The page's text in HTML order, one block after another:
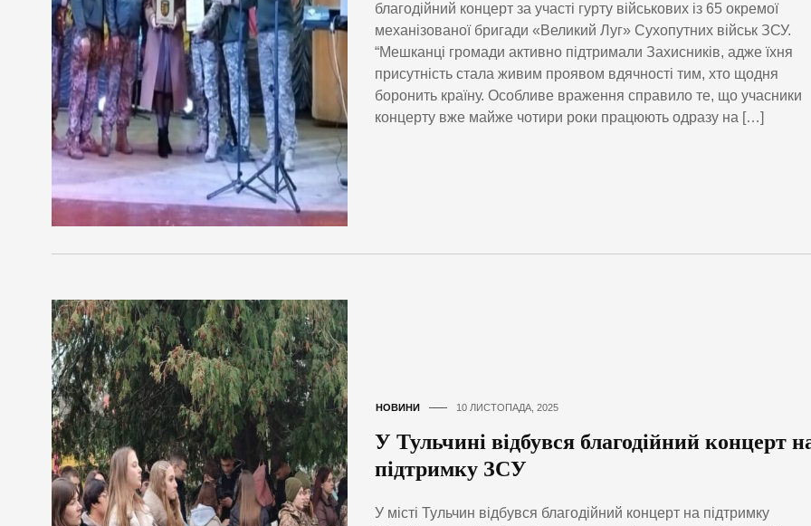
благодійний концерт за участі гурту військових із 65 окремої
механізованої бригади «Великий Луг» Сухопутних військ ЗСУ.
“Мешканці громади активно підтримали Захисників, адже їхня
присутність стала живим проявом вдячності тим, хто щодня
боронить країну. Особливе враження справило те, що учасники
концерту вже майже чотири роки працюють одразу на […]
НОВИНИ 10 ЛИСТОПАДА, 2025
У Тульчині відбувся благодійний концерт
підтримку ЗСУ
У місті Тульчин відбувся благодійний концерт на підтримку